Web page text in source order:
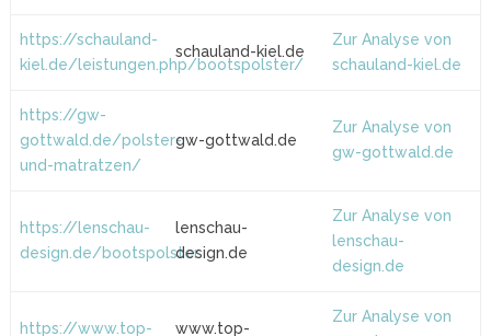
https://schauland-
kiel.de/leistungen.php/bootspolster/
schauland-kiel.de
Zur Analyse von
schauland-kiel.de
https://gw-
gottwald.de/polster-
und-matratzen/
gw-gottwald.de
Zur Analyse von
gw-gottwald.de
https://lenschau-
design.de/bootspolster
lenschau-
design.de
Zur Analyse von
lenschau-
design.de
https://www.top- www.top-
Zur Analyse von